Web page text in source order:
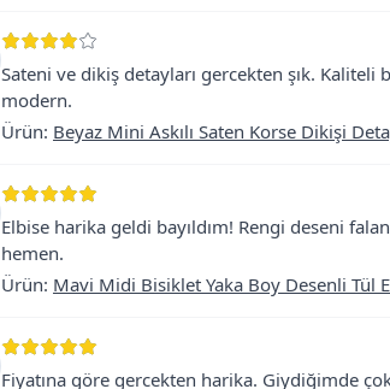
Sateni ve dikiş detayları gercekten şık.
modern.
Ürün: Beyaz Mini Askılı Saten Korse Dikişi
Elbise harika geldi bayıldım! Rengi deseni
hemen.
Ürün: Mavi Midi Bisiklet Yaka Boy Desenli Tül
Fiyatına göre gercekten harika. Giydiğimde